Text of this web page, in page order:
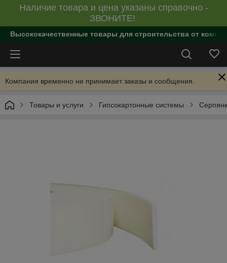
Наличие товара и цена указаны справочно -
ЗВОНИТЕ!
Высококачественные товары для строительства от
Компания временно не принимает заказы и сообщения.
Товары и услуги Гипсокартонные системы